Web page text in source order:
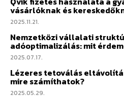
vásárlóknak és
2025.11.21.
Nemzetközi vállalati
adóoptimalizálás: mit
2025.07.17.
Lézeres tetoválás
mire számíthatok?
2025.05.29.